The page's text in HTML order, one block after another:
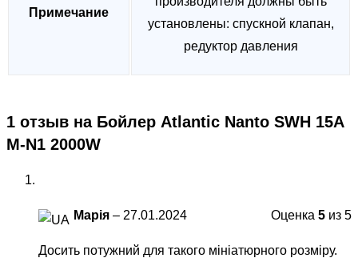
Примечание
установлены: спускной клапан,
редуктор давления
1 отзыв на Бойлер Atlantic Nanto SWH 15A
M-N1 2000W
Оценка 5 из 5
Марія – 27.01.2024
Досить потужний для такого мініатюрного розміру.